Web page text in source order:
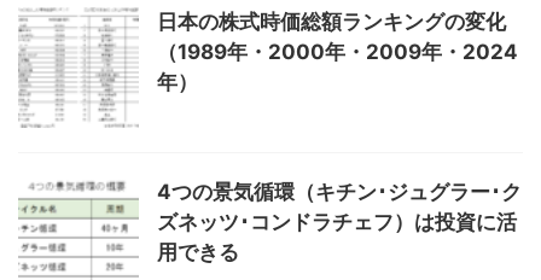
日本の株式時価総額ランキングの変化
（1989年・2000年・2009年・2024
年）
4つの景気循環（キチン･ジュグラー･ク
ズネッツ･コンドラチェフ）は投資に活
用できる